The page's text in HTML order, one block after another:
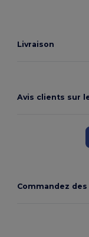
Livraison
Avis clients sur
Commandez